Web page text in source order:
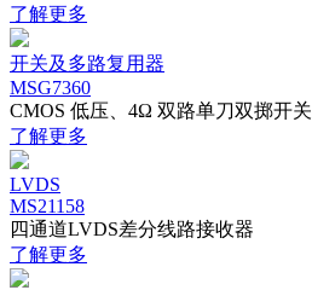
了解更多
开关及多路复用器
MSG7360
CMOS 低压、4Ω 双路单刀双掷开关
了解更多
LVDS
MS21158
四通道LVDS差分线路接收器
了解更多